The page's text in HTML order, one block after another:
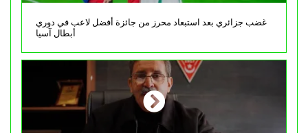
غضب جزائري بعد استبعاد محرز من جائزة أفضل لاعب في دوري
أبطال آسيا